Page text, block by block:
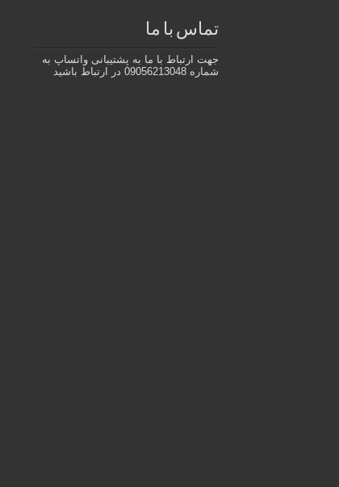
تماس با ما
جهت ارتباط با ما به پشتیبانی واتساپ به
شماره 09056213048 در ارتباط باشید